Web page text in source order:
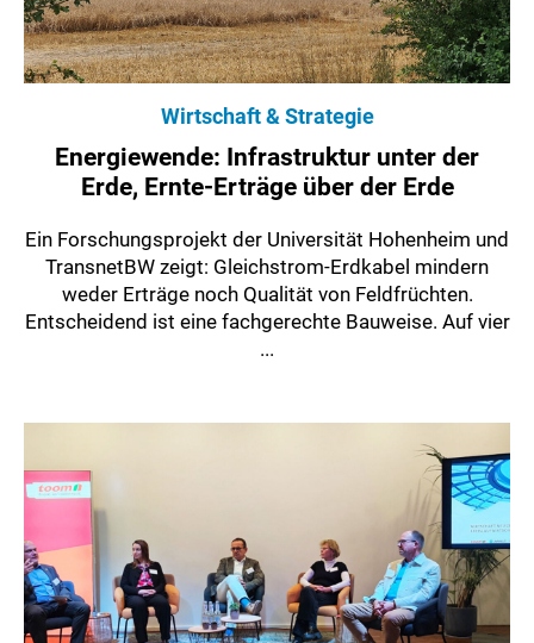
Wirtschaft & Strategie
Energiewende: Infrastruktur unter der
Erde, Ernte-Erträge über der Erde
Ein Forschungsprojekt der Universität Hohenheim und
TransnetBW zeigt: Gleichstrom-Erdkabel mindern
weder Erträge noch Qualität von Feldfrüchten.
Entscheidend ist eine fachgerechte Bauweise. Auf vier
...